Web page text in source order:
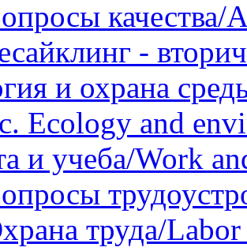
качества/
-
и охрана
Ecology and
и учеба/Work
труда/Labor